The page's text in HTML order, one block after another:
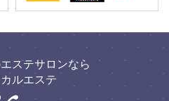
ステサロンなら
ルエステ